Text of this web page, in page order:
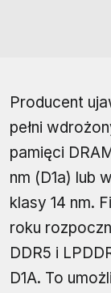
Producent
pełni
pamięci
nm (D1a) lub
klasy 14 nm.
roku
DDR5 i
D1A. To